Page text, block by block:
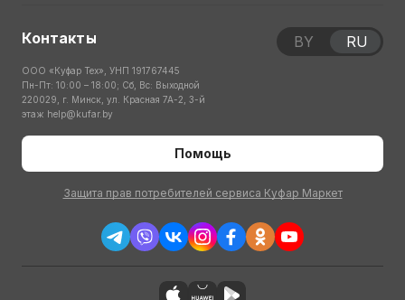
Контакты
ООО «Куфар Тех», УНП 191767445
Пн-Пт: 10:00 – 18:00; Сб, Вс: Выходной
220029, г. Минск, ул. Красная 7А-2, 3-й
этаж help@kufar.by
Помощь
Защита прав потребителей сервиса Куфар Маркет
BY RU